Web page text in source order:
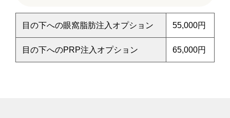
目の下への眼窩脂肪注入オプション 55,000円
目の下へのPRP注入オプション 65,000円